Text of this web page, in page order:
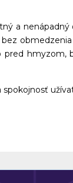
a nenápadný
hmyzom,